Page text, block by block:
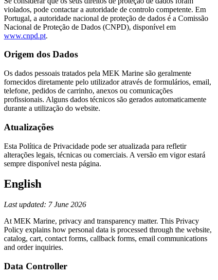
violados, pode contactar a autoridade de controlo competente. Em
Portugal, a autoridade nacional de proteção de dados é a Comissão
Nacional de Proteção de Dados (CNPD), disponível em
www.cnpd.pt.
Origem dos Dados
Os dados pessoais tratados pela MEK Marine são geralmente
fornecidos diretamente pelo utilizador através de formulários, email,
telefone, pedidos de carrinho, anexos ou comunicações
profissionais. Alguns dados técnicos são gerados automaticamente
durante a utilização do website.
Atualizações
Esta Política de Privacidade pode ser atualizada para refletir
alterações legais, técnicas ou comerciais. A versão em vigor estará
sempre disponível nesta página.
English
Last updated: 7 June 2026
At MEK Marine, privacy and transparency matter. This Privacy
Policy explains how personal data is processed through the website,
catalog, cart, contact forms, callback forms, email communications
and order inquiries.
Data Controller